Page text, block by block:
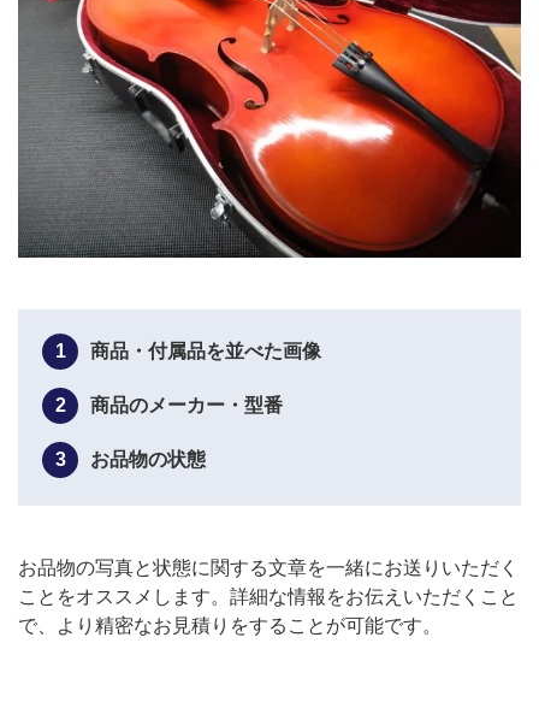
1 商品・付属品を並べた画像
2 商品のメーカー・型番
3 お品物の状態
お品物の写真と状態に関する文章を一緒にお送りいただく
ことをオススメします。詳細な情報をお伝えいただくこと
で、より精密なお見積りをすることが可能です。